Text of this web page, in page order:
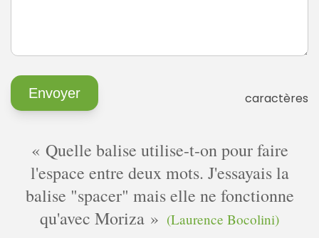
caractères
Quelle balise utilise-t-on pour faire
l'espace entre deux mots. J'essayais la
balise "spacer" mais elle ne fonctionne
qu'avec Moriza
(Laurence Bocolini)